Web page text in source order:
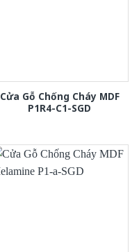
Cửa Gỗ Chống Cháy MDF
P1R4-C1-SGD